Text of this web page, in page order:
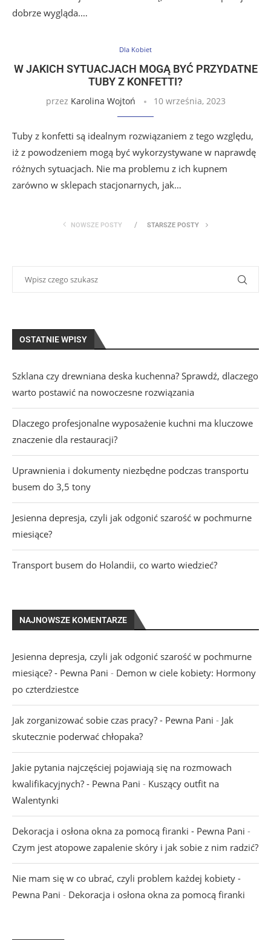
dobrze wygląda.…
Dla Kobiet
W JAKICH SYTUACJACH MOGĄ BYĆ PRZYDATNE
TUBY Z KONFETTI?
przez Karolina Wojtoń 10 września, 2023
Tuby z konfetti są idealnym rozwiązaniem z tego względu,
iż z powodzeniem mogą być wykorzystywane w naprawdę
różnych sytuacjach. Nie ma problemu z ich kupnem
zarówno w sklepach stacjonarnych, jak…
NOWSZE POSTY STARSZE POSTY
OSTATNIE WPISY
Szklana czy drewniana deska kuchenna? Sprawdź, dlaczego
warto postawić na nowoczesne rozwiązania
Dlaczego profesjonalne wyposażenie kuchni ma kluczowe
znaczenie dla restauracji?
Uprawnienia i dokumenty niezbędne podczas transportu
busem do 3,5 tony
Jesienna depresja, czyli jak odgonić szarość w pochmurne
miesiące?
Transport busem do Holandii, co warto wiedzieć?
NAJNOWSZE KOMENTARZE
Jesienna depresja, czyli jak odgonić szarość w pochmurne
miesiące? - Pewna Pani - Demon w ciele kobiety: Hormony
po czterdziestce
Jak zorganizować sobie czas pracy? - Pewna Pani - Jak
skutecznie poderwać chłopaka?
Jakie pytania najczęściej pojawiają się na rozmowach
kwalifikacyjnych? - Pewna Pani - Kuszący outfit na
Walentynki
Dekoracja i osłona okna za pomocą firanki - Pewna Pani -
Czym jest atopowe zapalenie skóry i jak sobie z nim radzić?
Nie mam się w co ubrać, czyli problem każdej kobiety -
Pewna Pani - Dekoracja i osłona okna za pomocą firanki